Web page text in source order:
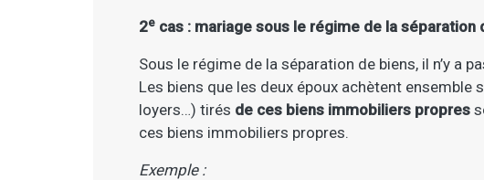
2e cas : mariage sous le régime de la séparation
Sous le régime de la séparation de biens, il n’y a
Les biens que les deux époux achètent ensemble
loyers…) tirés de ces biens immobiliers propres
ces biens immobiliers propres.
Exemple :